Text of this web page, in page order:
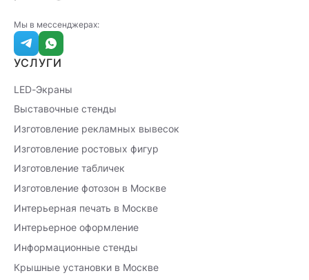
Мы в мессенджерах:
УСЛУГИ
LED-Экраны
Выставочные стенды
Изготовление рекламных вывесок
Изготовление ростовых фигур
Изготовление табличек
Изготовление фотозон в Москве
Интерьерная печать в Москве
Интерьерное оформление
Информационные стенды
Крышные установки в Москве